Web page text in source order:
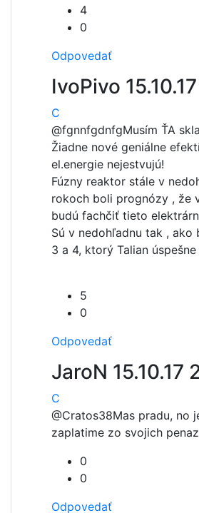
4
0
Odpovedať
IvoPivo
C
@fgnnfgdnfgMusím ŤA
Žiadne nové geniálne
el.energie nejestvujú!
Fúzny reaktor stále v
rokoch boli prognózy , že
budú fachčiť tieto
Sú v nedohľadnu tak , ako
3 a 4, ktorý Talian úspešne
5
0
Odpovedať
JaroN 15.10.17
C
@Cratos38Mas pradu, no
zaplatime zo svojich
0
0
Odpovedať